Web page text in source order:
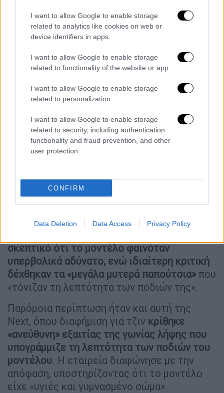
I want to allow Google to enable storage
related to analytics like cookies on web or
device identifiers in apps.
I want to allow Google to enable storage
related to functionality of the website or app.
I want to allow Google to enable storage
related to personalization.
I want to allow Google to enable storage
related to security, including authentication
functionality and fraud prevention, and other
user protection.
CONFIRM
Data Deletion Data Access Privacy Policy
χρώματα.
Επίσης, ανέφερε ότι τα μοντέλα
ιατρική βεβαίωση καλής υγείας, σύμφωνα με
τις κατευθυντήριες γραμμές της ASA, που
γιατρούς σε θέματα διατροφικών
διαταραχών.
Προβληματισμός για τα πρότυπα
Η υπόθεση έρχεται σε συνέχεια μπαράζ
προβολής μη ρεαλιστικών και δυνητικά
επιβλαβών προτύπων σώματος.
Τον περασμένο Ιούλιο, μια διαφήμιση της
σκεπτικό ότι το μοντέλο φαινόταν
υπερβολικά αδύνατο, ενώ ιδιαίτερη κριτική
δέχθηκαν τα «μεγάλα μυτερά παπούτσια» που
«τόνιζαν τη λεπτότητα των ποδιών της».
Παρόμοια περίπτωση ήταν και αυτή της
Next, όπου διαφήμιση για τζιν κρίθηκε
«ανεύθυνη» εξαιτίας της γωνίας λήψης που
υπογράμμιζε τη λεπτότητα των ποδιών του
μοντέλου. Η εταιρεία διαφώνησε με την
απόφαση, υποστηρίζοντας ότι το μοντέλο
είχε «υγιές και γυμνασμένο σώμα».